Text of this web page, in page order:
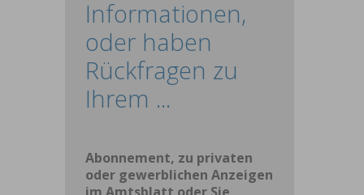
Informationen,
oder haben
Rückfragen zu
Ihrem ...
Abonnement, zu privaten
oder gewerblichen Anzeigen